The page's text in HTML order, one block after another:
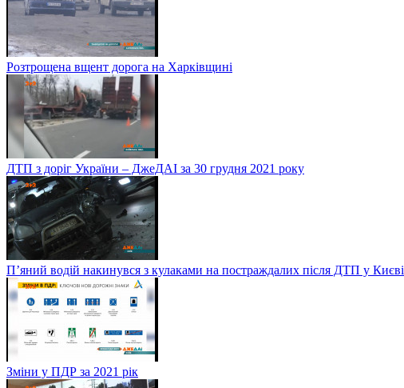
Розтрощена вщент дорога на Харківщині
ДТП з доріг України – ДжеДАІ за 30 грудня 2021 року
П’яний водій накинувся з кулаками на постраждалих після ДТП у Києві
Зміни у ПДР за 2021 рік